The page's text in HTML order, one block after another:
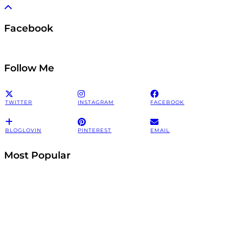
Facebook
Follow Me
TWITTER INSTAGRAM FACEBOOK
BLOGLOVIN PINTEREST EMAIL
Most Popular